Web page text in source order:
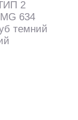
2
634
темний